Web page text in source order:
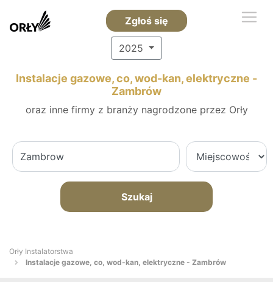
Zgłoś się
2025
Instalacje gazowe, co, wod-kan, elektryczne -
Zambrów
oraz inne firmy z branży nagrodzone przez Orły
Szukaj
Orły Instalatorstwa
Instalacje gazowe, co, wod-kan, elektryczne - Zambrów